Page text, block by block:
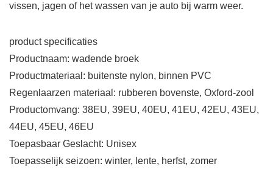
vissen, jagen of het wassen van je auto bij warm weer.
product specificaties
Productnaam: wadende broek
Productmateriaal: buitenste nylon, binnen PVC
Regenlaarzen materiaal: rubberen bovenste, Oxford-zool
Productomvang: 38EU, 39EU, 40EU, 41EU, 42EU, 43EU,
44EU, 45EU, 46EU
Toepasbaar Geslacht: Unisex
Toepasselijk seizoen: winter, lente, herfst, zomer